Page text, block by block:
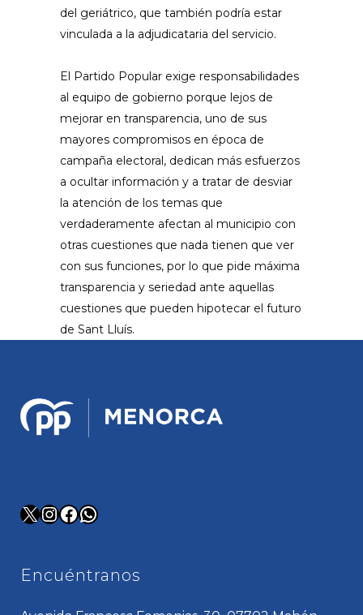
del geriátrico, que también podría estar
vinculada a la adjudicataria del servicio.
El Partido Popular exige responsabilidades
al equipo de gobierno porque lejos de
mejorar en transparencia, uno de sus
mayores compromisos en época de
campaña electoral, dedican más esfuerzos
a ocultar información y a tratar de desviar
la atención de los temas que
verdaderamente afectan al municipio con
otras cuestiones que nada tienen que ver
con sus funciones, por lo que pide máxima
transparencia y seriedad ante aquellas
cuestiones que pueden hipotecar el futuro
de Sant Lluís.
X Instagram
Facebook
WhatsApp
Encuéntranos